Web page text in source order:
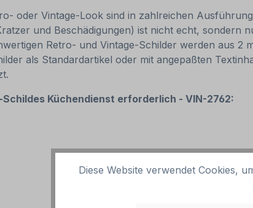
oder Vintage-Look sind in zahlreichen
und Beschädigungen) ist nicht echt,
Retro- und Vintage-Schilder werden aus 2
als Standardartikel oder mit angepaßten
Schildes Küchendienst erforderlich - VIN-2762:
Diese Website verwendet Cookies,